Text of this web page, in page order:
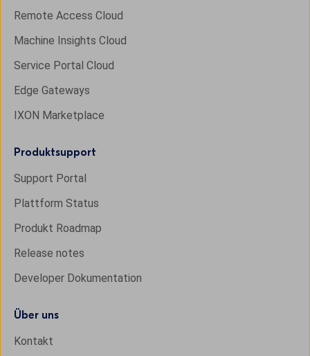
Remote Access Cloud
Machine Insights Cloud
Service Portal Cloud
Edge Gateways
IXON Marketplace
Produktsupport
Support Portal
Plattform Status
Produkt Roadmap
Release notes
Developer Dokumentation
Über uns
Kontakt